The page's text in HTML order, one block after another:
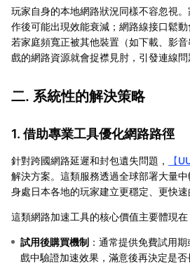
玩家自身的本地網路狀況同樣不容忽視
作後可能出現效能衰減；網路線接口鬆
若家庭頻寬正被其他裝置（如下載、影
戲的網路資源就會捉襟見肘，引發連線問
二. 系統性的解決策略
1. 借助專業工具優化網路路徑
針對跨國網路延遲和封包遺失問題， 【
解決方案。這類服務透過全球部署大量
身處日本各地的玩家建立更穩定、更快速
這類網路加速工具的核心價值主要體現在
試用後購買機制 ：通常提供免費試用
戲中驗證加速效果，滿意後再決定是否